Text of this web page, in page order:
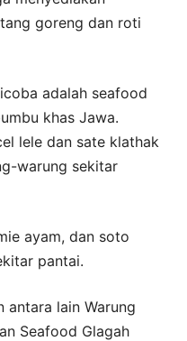
goreng dan roti
adalah seafood
khas Jawa.
lele dan sate klathak
warung sekitar
ayam, dan soto
pantai.
antara lain Warung
Seafood Glagah